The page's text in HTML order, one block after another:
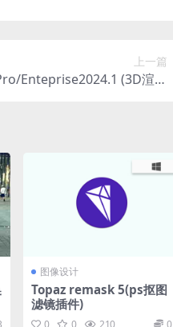
上一篇
Enteprise2024.1 (3D渲染
图像设计
Topaz remask 5(ps抠图
滤镜插件)
0 0 210 0